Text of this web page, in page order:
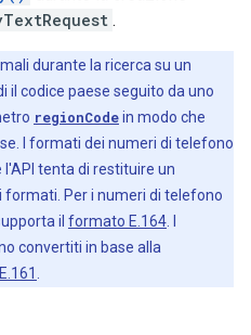
.
durante la ricerca su un
il codice paese seguito da uno
regionCodein modo che
I formati dei numeri di telefono
l'API tenta di restituire un
Per i numeri di telefono
il formato E.164
convertiti in base alla